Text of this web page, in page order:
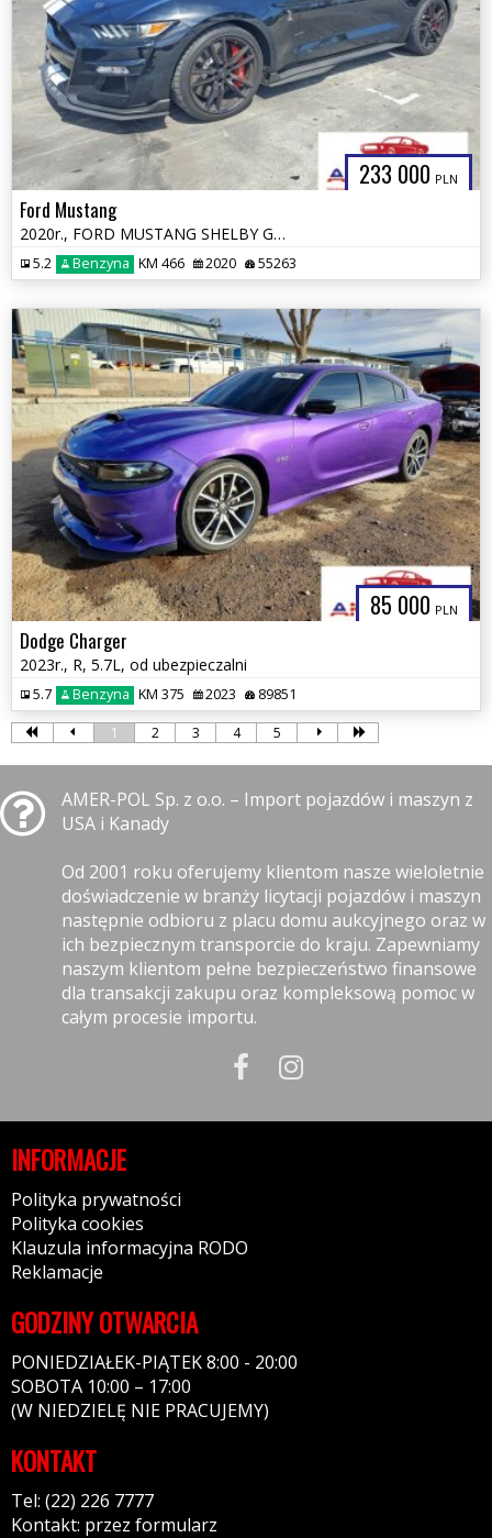
233 000 PLN
Ford Mustang
2020r., FORD MUSTANG SHELBY GT500, 5.2L, od ubezpieczalni
5.2 Benzyna KM 466 2020 55263
85 000 PLN
Dodge Charger
2023r., R, 5.7L, od ubezpieczalni
5.7 Benzyna KM 375 2023 89851
1 2 3 4 5
AMER-POL Sp. z o.o. – Import pojazdów i maszyn z
USA i Kanady
Od 2001 roku oferujemy klientom nasze wieloletnie
doświadczenie w branży licytacji pojazdów i maszyn
następnie odbioru z placu domu aukcyjnego oraz w
ich bezpiecznym transporcie do kraju. Zapewniamy
naszym klientom pełne bezpieczeństwo finansowe
dla transakcji zakupu oraz kompleksową pomoc w
całym procesie importu.
INFORMACJE
Polityka prywatności
Polityka cookies
Klauzula informacyjna RODO
Reklamacje
GODZINY OTWARCIA
PONIEDZIAŁEK-PIĄTEK 8:00 - 20:00
SOBOTA 10:00 – 17:00
(W NIEDZIELĘ NIE PRACUJEMY)
KONTAKT
Tel: (22) 226 7777
Kontakt: przez formularz